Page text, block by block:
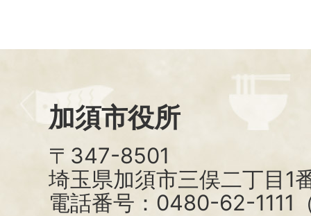
加須市役所
〒347-8501
埼玉県加須市三俣二丁目1
電話番号：0480-62-1111